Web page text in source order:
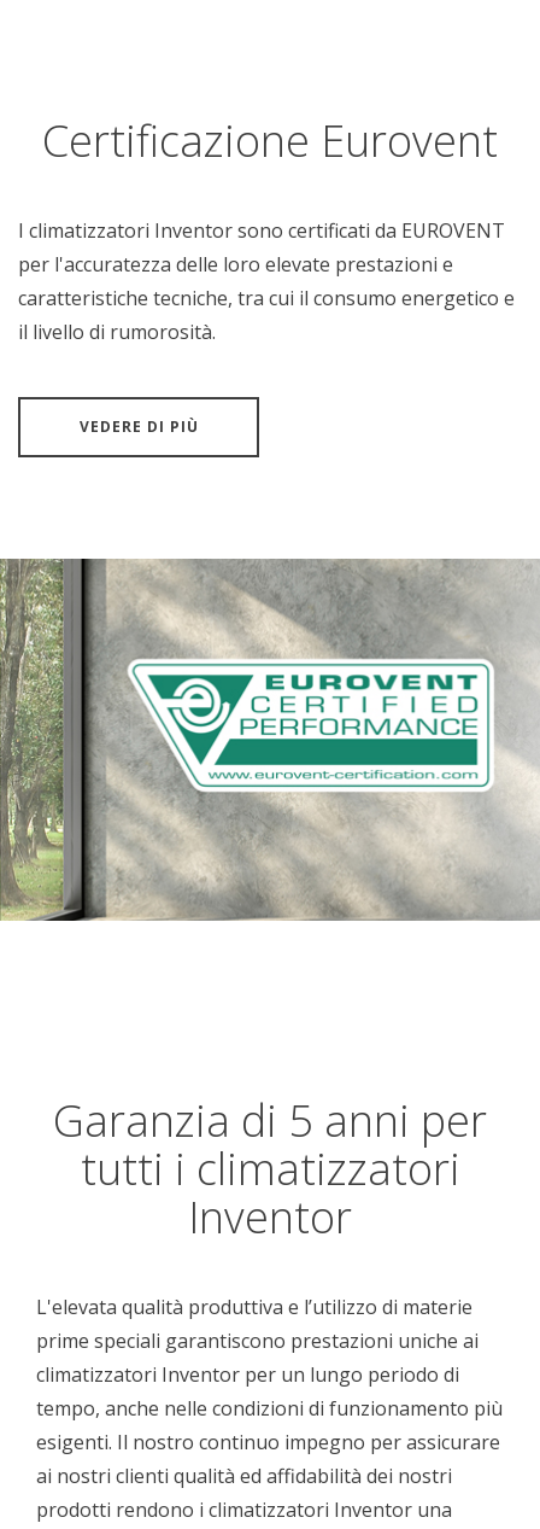
Certificazione Eurovent
I climatizzatori Inventor sono certificati da EUROVENT
per l'accuratezza delle loro elevate prestazioni e
caratteristiche tecniche, tra cui il consumo energetico e
il livello di rumorosità.
VEDERE DI PIÙ
Garanzia di 5 anni per
tutti i climatizzatori
Inventor
L'elevata qualità produttiva e l’utilizzo di materie
prime speciali garantiscono prestazioni uniche ai
climatizzatori Inventor per un lungo periodo di
tempo, anche nelle condizioni di funzionamento più
esigenti. Il nostro continuo impegno per assicurare
ai nostri clienti qualità ed affidabilità dei nostri
prodotti rendono i climatizzatori Inventor una